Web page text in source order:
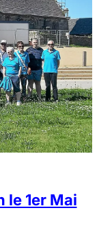
le 1er Mai